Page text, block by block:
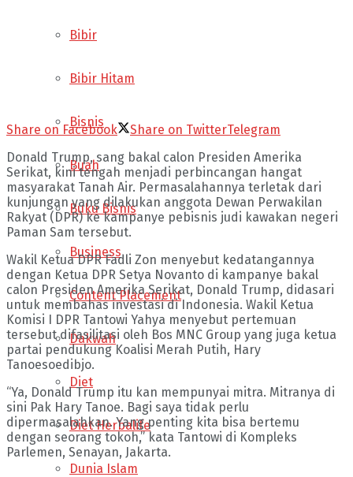
Bibir
Bibir Hitam
Bisnis
Buah
Buku Bisnis
Business
Content Placement
Dakwah
Diet
Diet Herbalife
Dunia Islam
Share on Facebook Share on TwitterTelegram
Donald Trump, sang bakal calon Presiden Amerika
Serikat, kini tengah menjadi perbincangan hangat
masyarakat Tanah Air. Permasalahannya terletak dari
kunjungan yang dilakukan anggota Dewan Perwakilan
Rakyat (DPR) ke kampanye pebisnis judi kawakan negeri
Paman Sam tersebut.
Wakil Ketua DPR Fadli Zon menyebut kedatangannya
dengan Ketua DPR Setya Novanto di kampanye bakal
calon Presiden Amerika Serikat, Donald Trump, didasari
untuk membahas investasi di Indonesia. Wakil Ketua
Komisi I DPR Tantowi Yahya menyebut pertemuan
tersebut difasilitasi oleh Bos MNC Group yang juga ketua
partai pendukung Koalisi Merah Putih, Hary
Tanoesoedibjo.
“Ya, Donald Trump itu kan mempunyai mitra. Mitranya di
sini Pak Hary Tanoe. Bagi saya tidak perlu
dipermasalahkan. Yang penting kita bisa bertemu
dengan seorang tokoh,” kata Tantowi di Kompleks
Parlemen, Senayan, Jakarta.